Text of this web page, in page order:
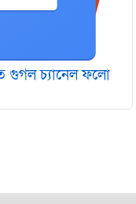
গুগল চ‌্যানেল ফলো